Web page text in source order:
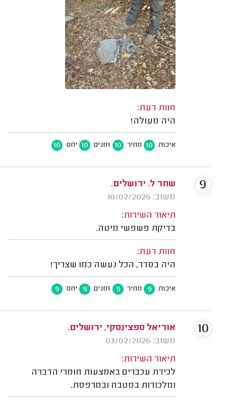
חוות דעת:
היה מעולה!
איכות 10 מחיר 10 זמנים 10 יחס 10
שחר ל. ירושלים.
משוב: 10/02/2026
תיאור השירות:
בדיקת פשפשי מיטה.
חוות דעת:
היה בסדר, הכל נעשה כמו שצריך!
איכות 9 מחיר 9 זמנים 9 יחס 9
9
אוריאל ספצינסקי, ירושלים.
משוב: 03/02/2026
תיאור השירות:
לכידת עכברים באמצעות חומרי הדברה
ומלכודות במטבח ובמרפסת.
10